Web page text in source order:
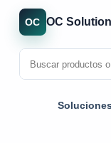
OC OC
Soluciones